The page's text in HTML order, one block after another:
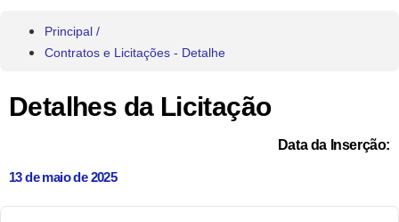
Principal /
Contratos e Licitações - Detalhe
Detalhes da Licitação
Data da Inserção:
13 de maio de 2025